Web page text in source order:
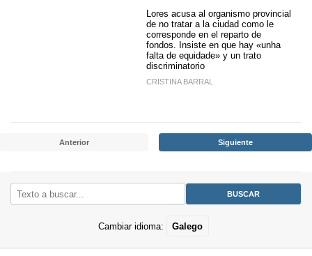
Lores acusa al organismo provincial
de no tratar a la ciudad como le
corresponde en el reparto de
fondos. Insiste en que hay «unha
falta de equidade» y un trato
discriminatorio
CRISTINA BARRAL
Anterior Siguiente
Cambiar idioma: Galego